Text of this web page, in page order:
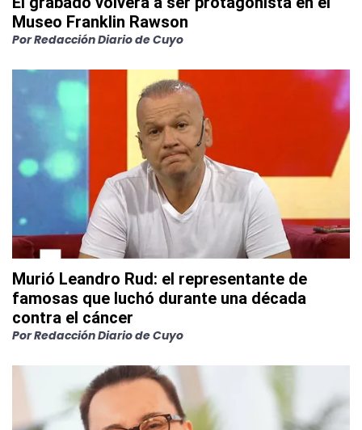
Museo Franklin Rawson
PorRedacción Diario de Cuyo
Murió Leandro Rud: el representante de
famosas que luchó durante una década
contra el cáncer
PorRedacción Diario de Cuyo